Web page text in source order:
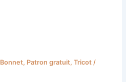
Bonnet, Patron gratuit,Tricot /